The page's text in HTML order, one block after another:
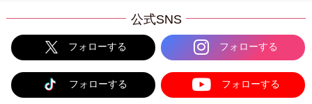
公式SNS
フォローする フォローする
フォローする フォローする